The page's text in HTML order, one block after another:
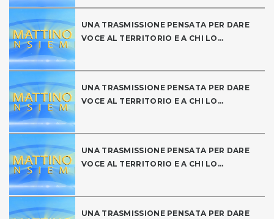
UNA TRASMISSIONE PENSATA PER DARE
VOCE AL TERRITORIO E A CHI LO...
UNA TRASMISSIONE PENSATA PER DARE
VOCE AL TERRITORIO E A CHI LO...
UNA TRASMISSIONE PENSATA PER DARE
VOCE AL TERRITORIO E A CHI LO...
UNA TRASMISSIONE PENSATA PER DARE